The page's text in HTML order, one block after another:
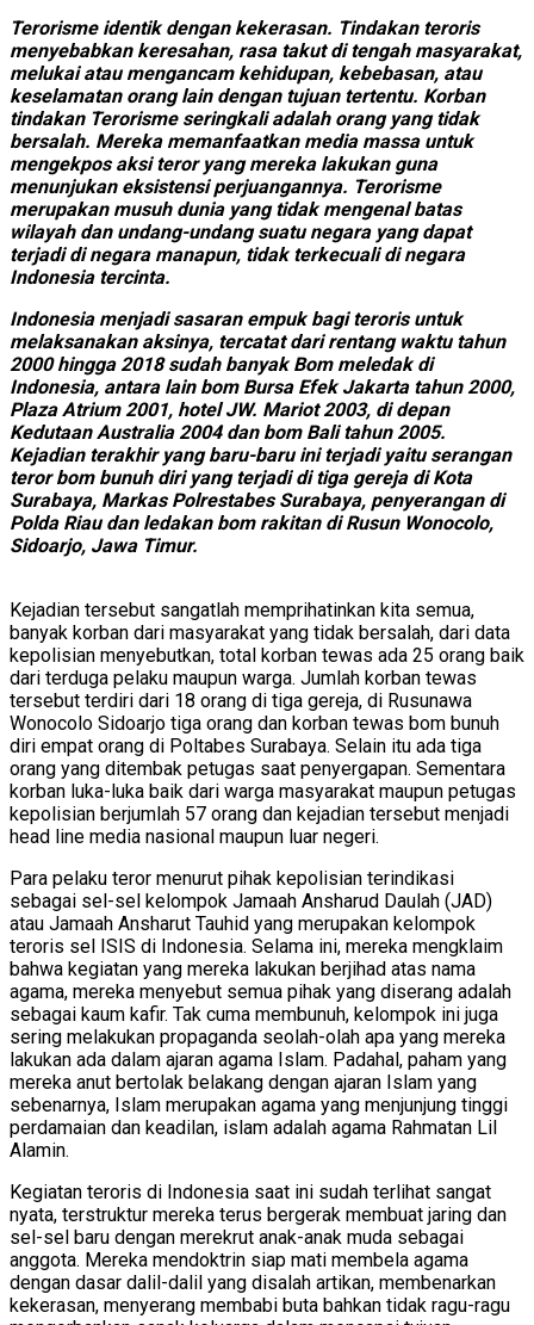
Terorisme identik dengan kekerasan. Tindakan teroris
menyebabkan keresahan, rasa takut di tengah masyarakat,
melukai atau mengancam kehidupan, kebebasan, atau
keselamatan orang lain dengan tujuan tertentu. Korban
tindakan Terorisme seringkali adalah orang yang tidak
bersalah. Mereka memanfaatkan media massa untuk
mengekpos aksi teror yang mereka lakukan guna
menunjukan eksistensi perjuangannya. Terorisme
merupakan musuh dunia yang tidak mengenal batas
wilayah dan undang-undang suatu negara yang dapat
terjadi di negara manapun, tidak terkecuali di negara
Indonesia tercinta.
Indonesia menjadi sasaran empuk bagi teroris untuk
melaksanakan aksinya, tercatat dari rentang waktu tahun
2000 hingga 2018 sudah banyak Bom meledak di
Indonesia, antara lain bom Bursa Efek Jakarta tahun 2000,
Plaza Atrium 2001, hotel JW. Mariot 2003, di depan
Kedutaan Australia 2004 dan bom Bali tahun 2005.
Kejadian terakhir yang baru-baru ini terjadi yaitu serangan
teror bom bunuh diri yang terjadi di tiga gereja di Kota
Surabaya, Markas Polrestabes Surabaya, penyerangan di
Polda Riau dan ledakan bom rakitan di Rusun Wonocolo,
Sidoarjo, Jawa Timur.
Kejadian tersebut sangatlah memprihatinkan kita semua,
banyak korban dari masyarakat yang tidak bersalah, dari data
kepolisian menyebutkan, total korban tewas ada 25 orang baik
dari terduga pelaku maupun warga. Jumlah korban tewas
tersebut terdiri dari 18 orang di tiga gereja, di Rusunawa
Wonocolo Sidoarjo tiga orang dan korban tewas bom bunuh
diri empat orang di Poltabes Surabaya. Selain itu ada tiga
orang yang ditembak petugas saat penyergapan. Sementara
korban luka-luka baik dari warga masyarakat maupun petugas
kepolisian berjumlah 57 orang dan kejadian tersebut menjadi
head line media nasional maupun luar negeri.
Para pelaku teror menurut pihak kepolisian terindikasi
sebagai sel-sel kelompok Jamaah Ansharud Daulah (JAD)
atau Jamaah Ansharut Tauhid yang merupakan kelompok
teroris sel ISIS di Indonesia. Selama ini, mereka mengklaim
bahwa kegiatan yang mereka lakukan berjihad atas nama
agama, mereka menyebut semua pihak yang diserang adalah
sebagai kaum kafir. Tak cuma membunuh, kelompok ini juga
sering melakukan propaganda seolah-olah apa yang mereka
lakukan ada dalam ajaran agama Islam. Padahal, paham yang
mereka anut bertolak belakang dengan ajaran Islam yang
sebenarnya, Islam merupakan agama yang menjunjung tinggi
perdamaian dan keadilan, islam adalah agama Rahmatan Lil
Alamin.
Kegiatan teroris di Indonesia saat ini sudah terlihat sangat
nyata, terstruktur mereka terus bergerak membuat jaring dan
sel-sel baru dengan merekrut anak-anak muda sebagai
anggota. Mereka mendoktrin siap mati membela agama
dengan dasar dalil-dalil yang disalah artikan, membenarkan
kekerasan, menyerang membabi buta bahkan tidak ragu-ragu